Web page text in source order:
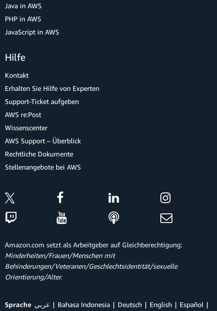
Java in AWS
PHP in AWS
JavaScript in AWS
Hilfe
Kontakt
Erhalten Sie Hilfe von Experten
Support-Ticket aufgeben
AWS re:Post
Wissenscenter
AWS Support – Überblick
Rechtliche Dokumente
Stellenangebote bei AWS
Amazon.com setzt als Arbeitgeber auf Gleichberechtigung:
Minderheiten/Frauen/Menschen mit
Behinderungen/Veteranen/Geschlechtsidentität/sexuelle
Orientierung/Alter.
Sprache عربي Bahasa Indonesia Deutsch English Español